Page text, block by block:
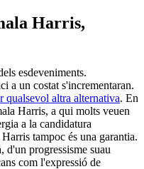
Harris,
esdeveniments.
a un costat s'incrementaran.
qualsevol altra alternativa. En
Harris, a qui molts veuen
a la candidatura
tampoc és una garantia.
d'un progressisme suau
com l'expressió de